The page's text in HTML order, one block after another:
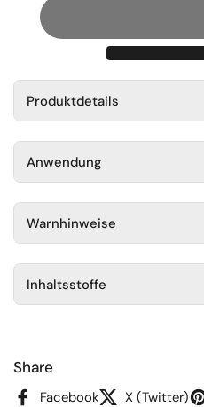
Produktdetails
Anwendung
Warnhinweise
Inhaltsstoffe
Share
Facebook X (Twitter)